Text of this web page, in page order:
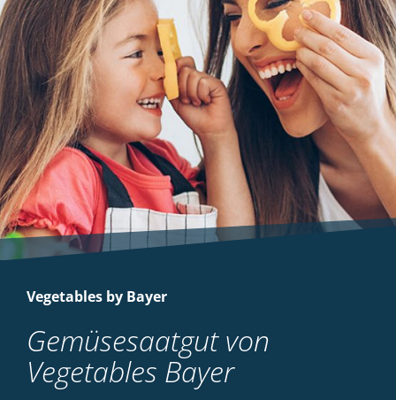
Vegetables by Bayer
Gemüsesaatgut von
Vegetables Bayer